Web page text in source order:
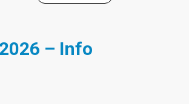
– Info